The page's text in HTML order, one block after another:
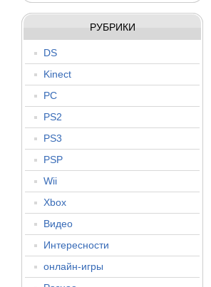
РУБРИКИ
DS
Kinect
PC
PS2
PS3
PSP
Wii
Xbox
Видео
Интересности
онлайн-игры